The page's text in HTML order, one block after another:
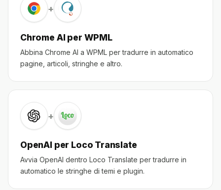
+
Chrome AI per WPML
Abbina Chrome AI a WPML per tradurre in automatico
pagine, articoli, stringhe e altro.
+
OpenAI per Loco Translate
Avvia OpenAI dentro Loco Translate per tradurre in
automatico le stringhe di temi e plugin.